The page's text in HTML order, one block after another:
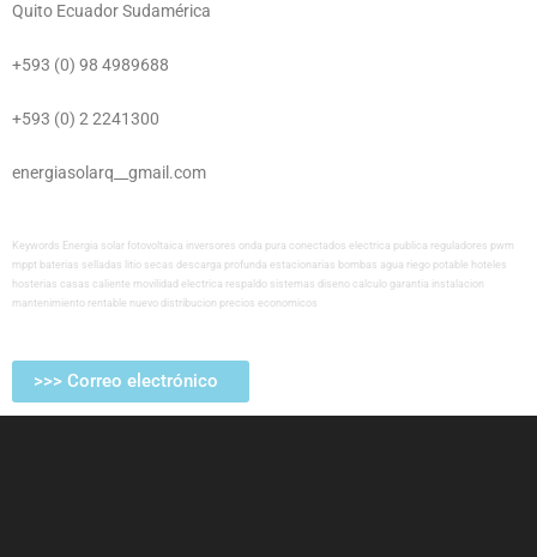
Quito Ecuador Sudamérica
+593 (0) 98 4989688
+593 (0) 2 2241300
energiasolarq__gmail.com
Keywords Energia solar fotovoltaica inversores onda pura conectados electrica publica reguladores pwm
mppt baterias selladas litio secas descarga profunda estacionarias bombas agua riego potable hoteles
hosterias casas caliente movilidad electrica respaldo sistemas diseno calculo garantia instalacion
mantenimiento rentable nuevo distribucion precios economicos
>>> Correo electrónico